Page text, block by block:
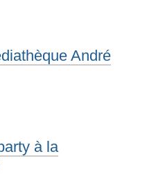
André
à la